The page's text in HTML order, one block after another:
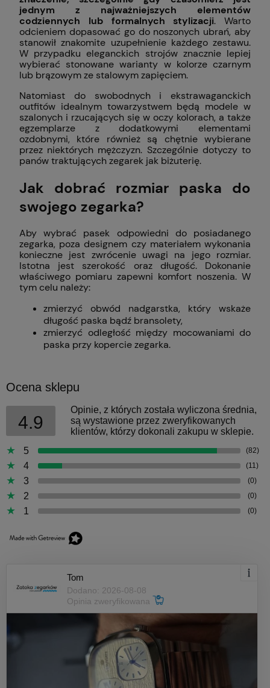
jednym z najważniejszych elementów
codziennych lub formalnych stylizacji. Warto
odcieniem dopasować go do noszonych ubrań, aby
stanowił znakomite uzupełnienie każdego zestawu.
W przypadku eleganckich strojów znacznie lepiej
wybierać stonowane warianty w kolorze czarnym
lub brązowym ze stalowym zapięciem.
Natomiast do swobodnych i ekstrawaganckich
outfitów idealnym towarzystwem będą modele w
szalonych i rzucających się w oczy kolorach, a także
egzemplarze z dodatkowymi elementami
ozdobnymi, które również są chętnie wybierane
przez niektórych mężczyzn. Szczególnie dotyczy to
panów traktujących zegarek jak biżuterię.
Jak dobrać rozmiar paska do
swojego zegarka?
Aby wybrać pasek odpowiedni do posiadanego
zegarka, poza designem czy materiałem wykonania
konieczne jest zwrócenie uwagi na jego rozmiar.
Istotna jest szerokość oraz długość. Dokonanie
właściwego pomiaru zapewni komfort noszenia. W
tym celu należy:
zmierzyć obwód nadgarstka, który wskaże
długość paska bądź bransolety,
zmierzyć odległość między mocowaniami do
paska przy kopercie zegarka.
Ocena sklepu
4.9
Opinie, z których została wyliczona średnia,
są wystawione przez zweryfikowanych
klientów, którzy dokonali zakupu w sklepie.
5
(82)
4 (11)
3 (0)
2 (0)
1 (0)
Tom
Dodano: 2026-08-08
Opinia zweryfikowana